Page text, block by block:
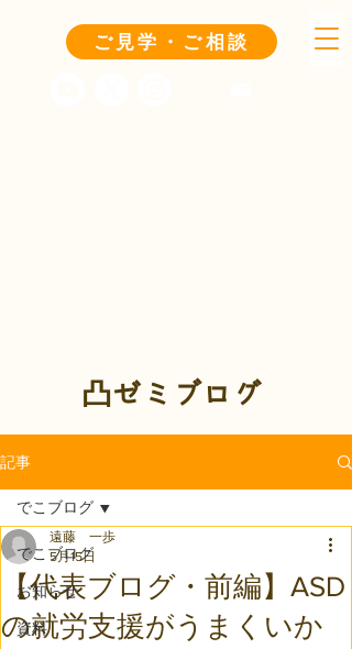
ご見学・ご相談
凸ゼミブログ
記事
でこブログ
お知らせ
資料
でこブログ
【代表ブログ・前編】ASD
の就労支援がうまくいか
遠藤 一歩
5月15日